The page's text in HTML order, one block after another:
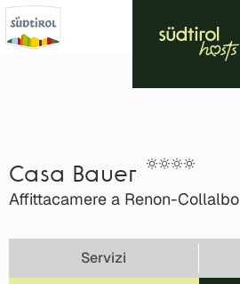
Casa Bauer
Affittacamere a Renon-Collalbo
Servizi